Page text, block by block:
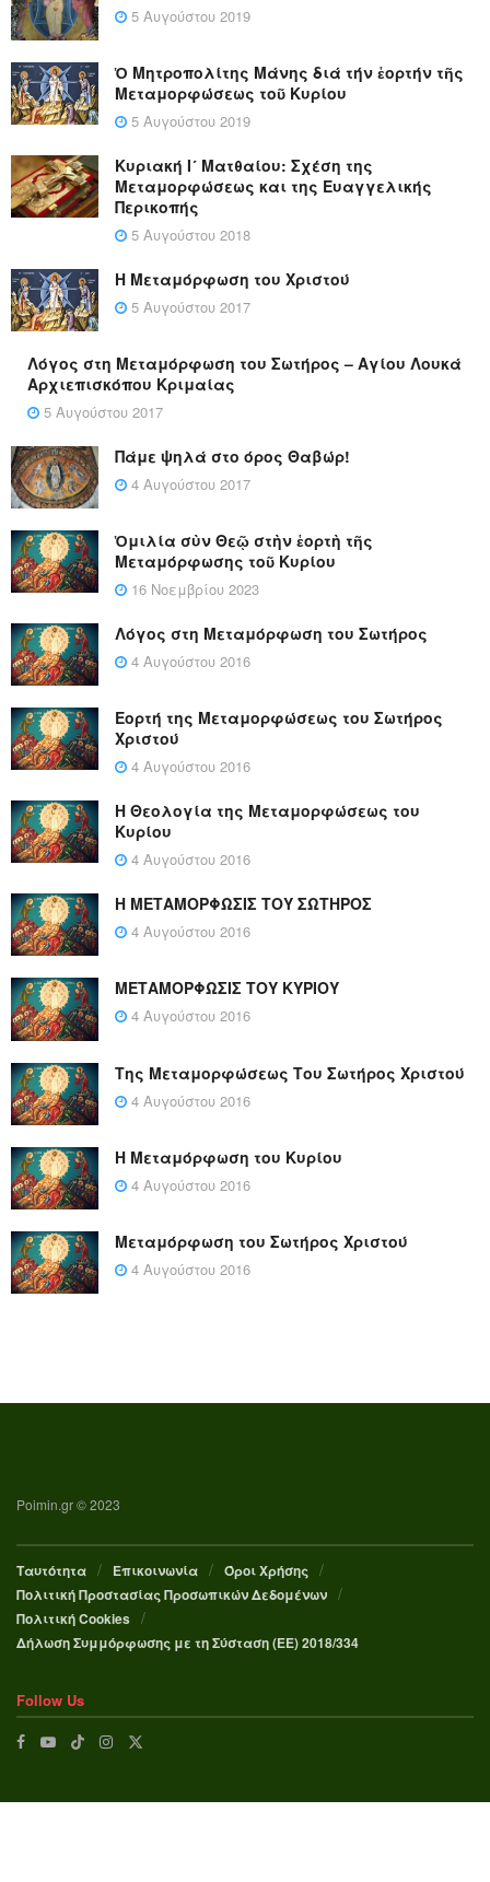
5 Αυγούστου 2019
Ὁ Μητροπολίτης Μάνης διά τήν ἑορτήν τῆς
Μεταμορφώσεως τοῦ Κυρίου
5 Αυγούστου 2019
Κυριακή Ι´ Ματθαίου: Σχέση της
Μεταμορφώσεως και της Ευαγγελικής
Περικοπής
5 Αυγούστου 2018
Η Μεταμόρφωση του Χριστού
5 Αυγούστου 2017
Λόγος στη Μεταμόρφωση του Σωτήρος – Αγίου Λουκά
Αρχιεπισκόπου Κριμαίας
5 Αυγούστου 2017
Πάμε ψηλά στο όρος Θαβώρ!
4 Αυγούστου 2017
Ὁμιλία σὺν Θεῷ στὴν ἑορτὴ τῆς
Μεταμόρφωσης τοῦ Κυρίου
16 Νοεμβρίου 2023
Λόγος στη Μεταμόρφωση του Σωτήρος
4 Αυγούστου 2016
Εορτή της Μεταμορφώσεως του Σωτήρος
Χριστού
4 Αυγούστου 2016
Η Θεολογία της Μεταμορφώσεως του
Κυρίου
4 Αυγούστου 2016
Η ΜΕΤΑΜΟΡΦΩΣΙΣ ΤΟΥ ΣΩΤΗΡΟΣ
4 Αυγούστου 2016
ΜΕΤΑΜΟΡΦΩΣΙΣ ΤΟΥ ΚΥΡΙΟΥ
4 Αυγούστου 2016
Της Μεταμορφώσεως Του Σωτήρος Χριστού
4 Αυγούστου 2016
Η Μεταμόρφωση του Κυρίου
4 Αυγούστου 2016
Μεταμόρφωση του Σωτήρος Χριστού
4 Αυγούστου 2016
Poimin.gr © 2023
Ταυτότητα Επικοινωνία
Όροι Χρήσης
Πολιτική Προστασίας Προσωπικών Δεδομένων
Πολιτική Cookies
Δήλωση Συμμόρφωσης με τη Σύσταση (ΕΕ) 2018/334
Follow Us